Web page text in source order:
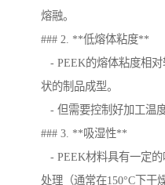
熔融。
### 2. **低熔体粘度**
- PEEK的熔体粘度相
状的制品成型。
- 但需要控制好加工温
### 3. **吸湿性**
- PEEK材料具有一定
处理（通常在150°C下干